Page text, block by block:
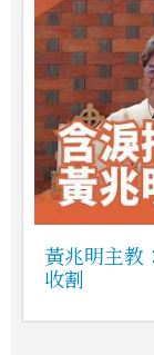
黃兆明主教
收割